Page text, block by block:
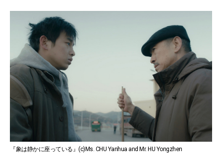
『象は静かに座っている』(c)Ms. CHU Yanhua and Mr. HU Yongzhen